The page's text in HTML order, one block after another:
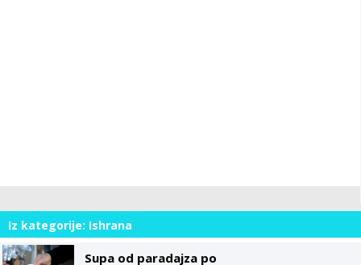
Iz kategorije: Ishrana
Supa od paradajza po